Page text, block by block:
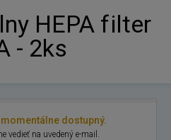
HEPA filter
- 2ks
dostupný.
vedieť na uvedený e-mail.